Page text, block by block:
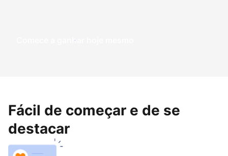
Comece a ganhar hoje mesmo
Fácil de começar e de se
destacar